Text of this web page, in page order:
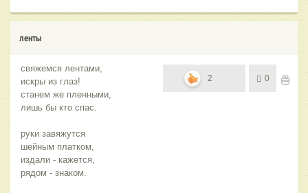
ленты
свяжемся лентами,
искры из глаз!
станем же пленными,
лишь бы кто спас.
руки завяжутся
шейным платком,
издали - кажется,
рядом - знаком.
2 0